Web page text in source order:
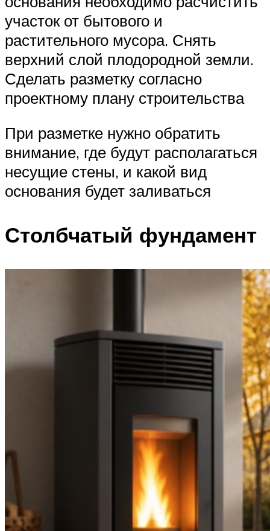
участок от бытового и
растительного мусора. Снять
верхний слой плодородной земли.
Сделать разметку согласно
проектному плану строительства
При разметке нужно обратить
внимание, где будут располагаться
несущие стены, и какой вид
основания будет заливаться
Столбчатый фундамент